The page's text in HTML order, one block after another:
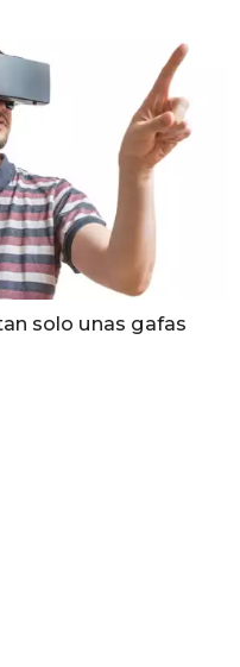
solo unas gafas